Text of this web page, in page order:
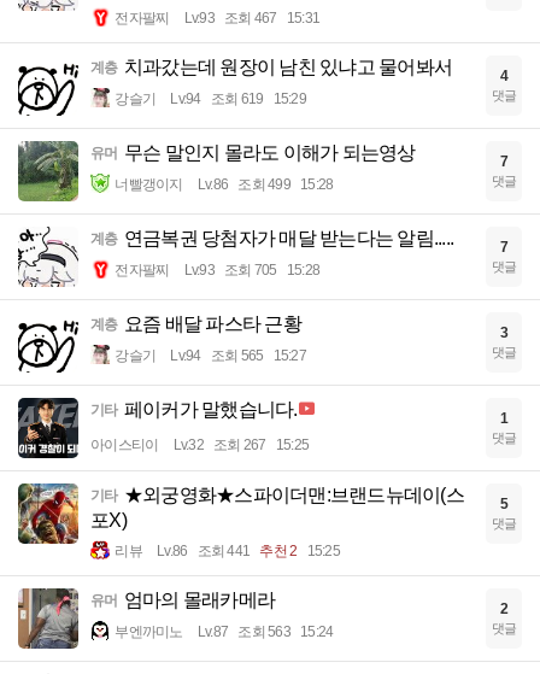
전자팔찌 Lv.93 조회 467 15:31
계층 치과갔는데 원장이 남친 있냐고 물어봐서
강슬기 Lv.94 조회 619 15:29
4
댓글
유머 무슨 말인지 몰라도 이해가 되는영상
너빨갱이지 Lv.86 조회 499 15:28
7
댓글
계층 연금복권 당첨자가 매달 받는다는 알림.....
전자팔찌 Lv.93 조회 705 15:28
7
댓글
계층 요즘 배달 파스타 근황
강슬기 Lv.94 조회 565 15:27
3
댓글
기타 페이커가 말했습니다.
아이스티이 Lv.32 조회 267 15:25
1
댓글
기타 ★외궁영화★스파이더맨:브랜드뉴데이(스
포X)
리뷰 Lv.86 조회 441 추천 2 15:25
5
댓글
유머 엄마의 몰래카메라
부엔까미노 Lv.87 조회 563 15:24
2
댓글